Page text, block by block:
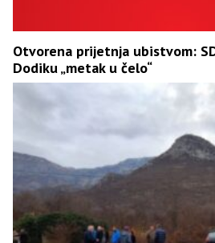
Otvorena prijetnja ubistvom:
Dodiku „metak u čelo“